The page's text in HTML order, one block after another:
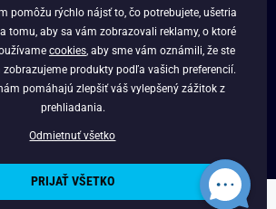
Všetky práva vyhradené. webdesign ©
pomôžu rýchlo nájsť to, čo potrebujete, ušetria
tomu, aby sa vám zobrazovali reklamy, o ktoré
cookies , aby sme vám oznámili, že ste
zobrazujeme produkty podľa vašich preferencií.
pomáhajú zlepšiť váš vylepšený zážitok z
prehliadania.
Odmietnuť všetko
PRIJAŤ VŠETKO